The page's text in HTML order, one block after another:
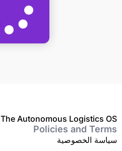
The Autonomous Logistics OS
Policies and Terms
سياسة الخصوصية